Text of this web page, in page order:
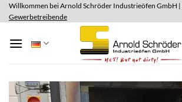
Skip
to
Willkommen bei Arnold Schröder Industrieöfen GmbH |
Gewerbetreibende